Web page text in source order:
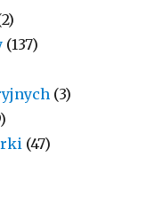
(137)
(3)
(47)